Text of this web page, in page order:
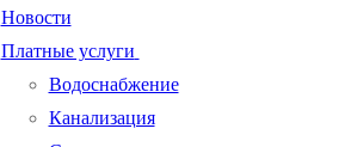
Новости
Платные услуги
Водоснабжение
Канализация